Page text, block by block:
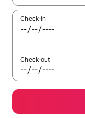
Check-in
Check-out